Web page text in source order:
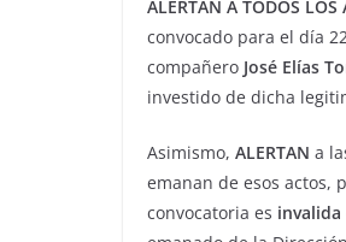
ALERTAN A TODOS LOS
convocado para el día
compañero José Elías
investido de dicha
Asimismo, ALERTAN a
emanan de esos
convocatoria es invalida